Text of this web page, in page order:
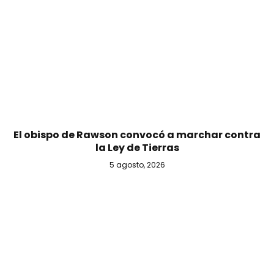
El obispo de Rawson convocó a marchar contra
la Ley de Tierras
5 agosto, 2026